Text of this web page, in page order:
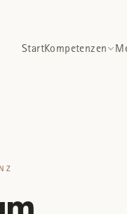
StartKompetenzen